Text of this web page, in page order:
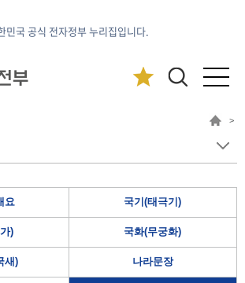
민국 공식 전자정부 누리집입니다.
>
요 국기(태극기)
) 국화(무궁화)
새) 나라문장